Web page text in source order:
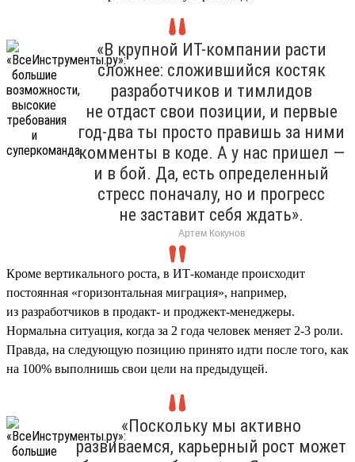
«В крупной ИТ-компании расти
сложнее: сложившийся костяк
разработчиков и тимлидов
не отдаст свои позиции, и первые
год-два ты просто правишь за ними
комменты в коде. А у нас пришел —
и в бой. Да, есть определенный
стресс поначалу, но и прогресс
не заставит себя ждать».
Артем Кокунов
Кроме вертикального роста, в ИТ-команде происходит
постоянная «горизонтальная миграция», например,
из разработчиков в продакт- и проджект-менеджеры.
Нормальна ситуация, когда за 2 года человек меняет 2-3 роли.
Правда, на следующую позицию принято идти после того, как
на 100% выполнишь свои цели на предыдущей.
«Поскольку мы активно
развиваемся, карьерный рост может